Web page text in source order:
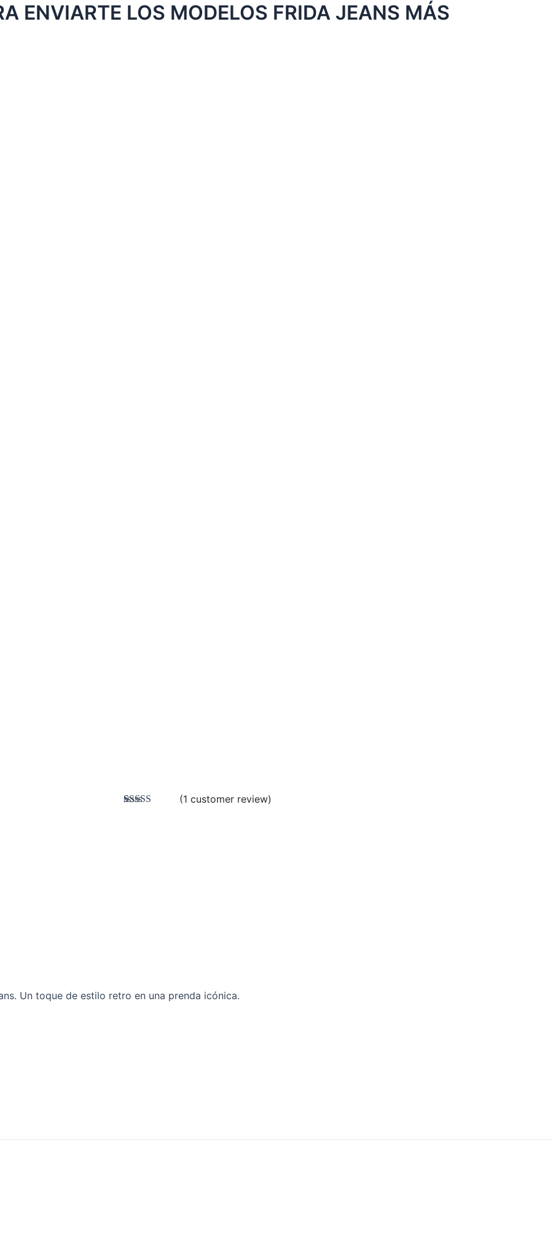
ENVIARTE LOS MODELOS FRIDA JEANS MÁS
(1 customer review)
Un toque de estilo retro en una prenda icónica.